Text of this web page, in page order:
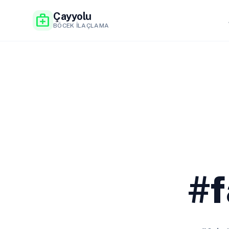
medical_services Çayyolu
BÖCEK İLAÇLAMA